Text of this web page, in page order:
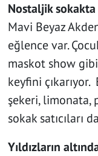
Nostaljik
Mavi Beyaz
eğlence var.
maskot show
keyfini
şekeri, limonata,
sokak satıcıları
Yıldızların